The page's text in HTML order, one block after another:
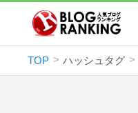
TOP ハッシュタグ